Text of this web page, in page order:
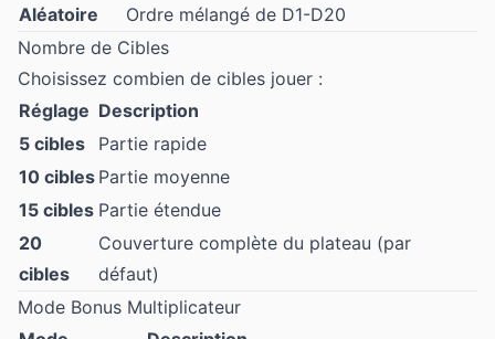
Aléatoire
Ordre mélangé de D1-D20
Nombre de Cibles
Choisissez combien de cibles jouer :
Réglage Description
5 cibles
Partie rapide
10 cibles Partie moyenne
15 cibles Partie étendue
20
cibles
Couverture complète du plateau (par
défaut)
Mode Bonus Multiplicateur